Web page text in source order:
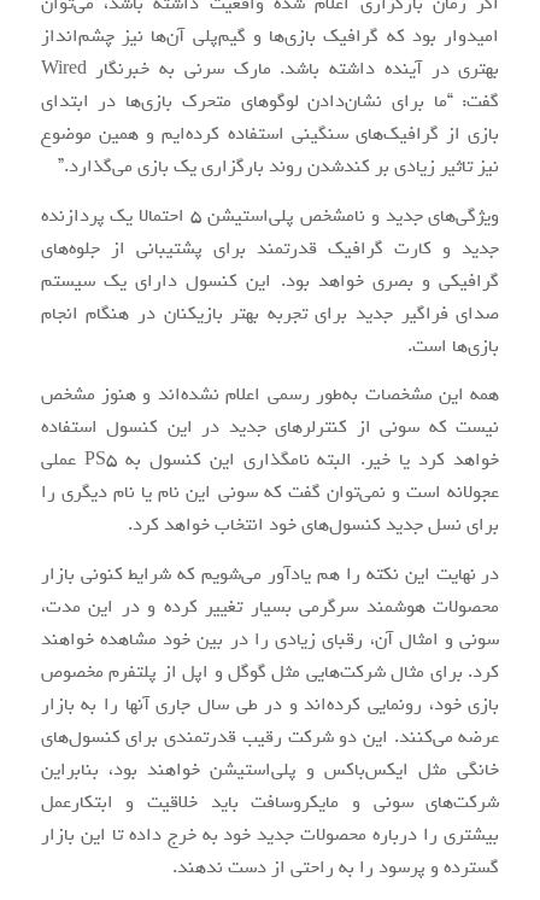
امیدوار بود که گرافیک بازی‌ها و گیم‌پلی آن‌ها نیز چشم‌انداز
بهتری در آینده داشته باشد. مارک سرنی به خبرنگار Wired
گفت: “ما برای نشان‌دادن لوگوهای متحرک بازی‌ها در ابتدای
بازی از گرافیک‌های سنگینی استفاده کرده‌ایم و همین موضوع
نیز تاثیر زیادی بر کند‌شدن روند بارگزاری یک بازی می‌گذارد.”
ویژگی‌های جدید و نامشخص پلی‌استیشن 5 احتمالا یک پردازنده
جدید و کارت گرافیک قدرتمند برای پشتیبانی از جلوه‌های
گرافیکی و بصری خواهد بود. این کنسول دارای یک سیستم
صدای فراگیر جدید برای تجربه بهتر بازیکنان در هنگام انجام
بازی‌ها است.
همه این مشخصات به‌طور رسمی اعلام نشده‌اند و هنوز مشخص
نیست که سونی از کنترلر‌های جدید در این کنسول استفاده
خواهد کرد یا خیر. البته نامگذاری این کنسول به PS5 عملی
عجولانه است و نمی‌توان گفت که سونی این نام یا نام دیگری را
برای نسل جدید کنسول‌های خود انتخاب خواهد کرد.
در نهایت این نکته را هم یادآور می‌شویم که شرایط کنونی بازار
محصولات هوشمند سرگرمی بسیار تغییر کرده و در این مدت،
سونی و امثال آن، رقبای زیادی را در بین خود مشاهده خواهند
کرد. برای مثال شرکت‌هایی مثل گوگل و اپل از پلتفرم مخصوص
بازی خود، رونمایی کرده‌اند و در طی سال جاری آنها را به بازار
عرضه می‌کنند. این دو شرکت رقیب قدرتمندی برای کنسول‌های
خانگی مثل ایکس‌باکس و پلی‌استیشن خواهند بود، بنابراین
شرکت‌های سونی و مایکروسافت باید خلاقیت و ابتکار‌عمل
بیشتری را درباره محصولات جدید خود به خرج داده تا این بازار
گسترده و پرسود را به راحتی از دست ندهند.